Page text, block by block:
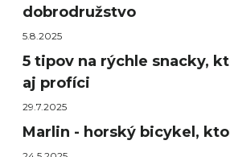
dobrodružstvo
5.8.2025
5 tipov na rýchle snacky,
aj profíci
29.7.2025
Marlin - horský bicykel,